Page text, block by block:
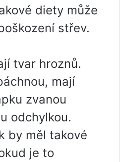
diety může
střev.
tvar hroznů.
mají
zvanou
odchylkou.
by měl takové
je to